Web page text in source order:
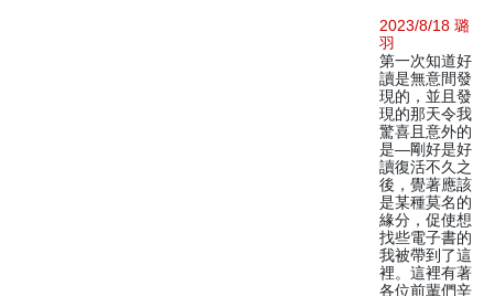
2023/8/18 璐
羽
第一次知道好
讀是無意間發
現的，並且發
現的那天令我
驚喜且意外的
是—剛好是好
讀復活不久之
後，覺著應該
是某種莫名的
緣分，促使想
找些電子書的
我被帶到了這
裡。這裡有著
各位前輩們辛